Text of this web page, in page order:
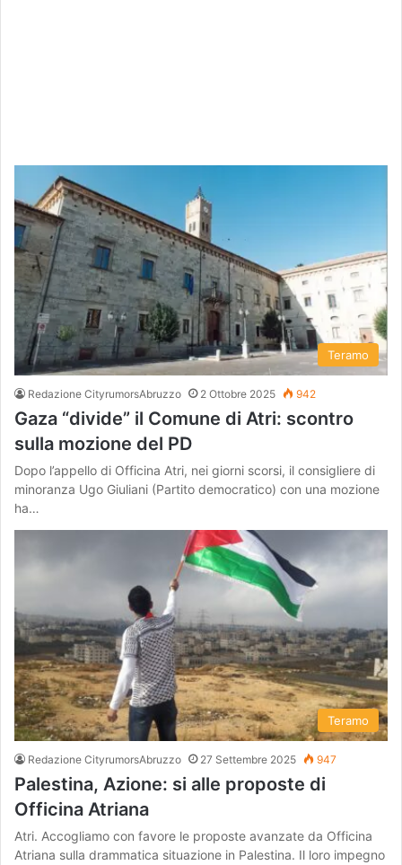
Teramo
Redazione CityrumorsAbruzzo 2 Ottobre 2025 942
Gaza “divide” il Comune di Atri: scontro
sulla mozione del PD
Dopo l’appello di Officina Atri, nei giorni scorsi, il consigliere di
minoranza Ugo Giuliani (Partito democratico) con una mozione
ha…
Teramo
Redazione CityrumorsAbruzzo 27 Settembre 2025 947
Palestina, Azione: si alle proposte di
Officina Atriana
Atri. Accogliamo con favore le proposte avanzate da Officina
Atriana sulla drammatica situazione in Palestina. Il loro impegno